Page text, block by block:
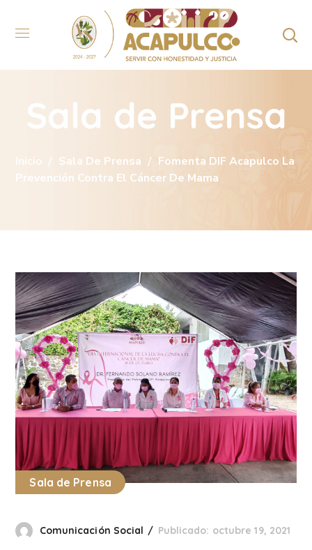
Sala de Prensa
Inicio Sala De Prensa
Fomenta DIF Acapulco La
Prevención Contra El Cáncer De Mama
Sala de Prensa
Comunicación Social Publicado: octubre 19, 2021